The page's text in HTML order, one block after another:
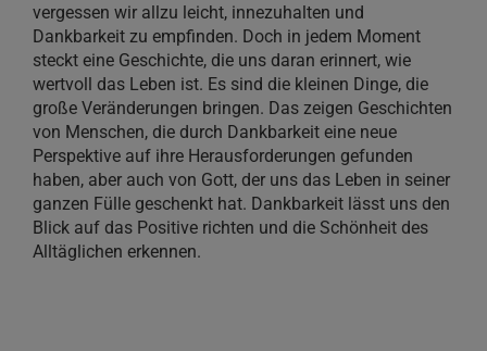
vergessen wir allzu leicht, innezuhalten und
Dankbarkeit zu empfinden. Doch in jedem Moment
steckt eine Geschichte, die uns daran erinnert, wie
wertvoll das Leben ist. Es sind die kleinen Dinge, die
große Veränderungen bringen. Das zeigen Geschichten
von Menschen, die durch Dankbarkeit eine neue
Perspektive auf ihre Herausforderungen gefunden
haben, aber auch von Gott, der uns das Leben in seiner
ganzen Fülle geschenkt hat. Dankbarkeit lässt uns den
Blick auf das Positive richten und die Schönheit des
Alltäglichen erkennen.